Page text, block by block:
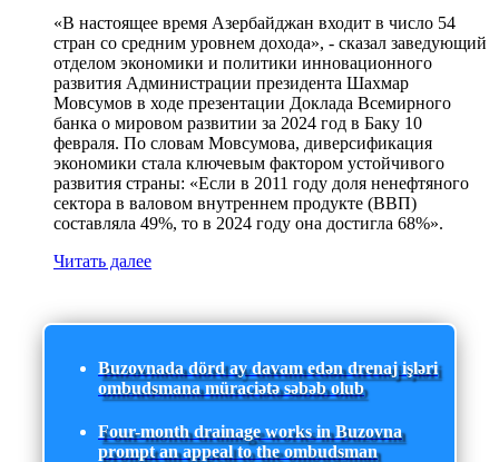
«В настоящее время Азербайджан входит в число 54
стран со средним уровнем дохода», - сказал заведующий
отделом экономики и политики инновационного
развития Администрации президента Шахмар
Мовсумов в ходе презентации Доклада Всемирного
банка о мировом развитии за 2024 год в Баку 10
февраля. По словам Мовсумова, диверсификация
экономики стала ключевым фактором устойчивого
развития страны: «Если в 2011 году доля ненефтяного
сектора в валовом внутреннем продукте (ВВП)
составляла 49%, то в 2024 году она достигла 68%».
Читать далее
Buzovnada dörd ay davam edən drenaj işləri
ombudsmana müraciətə səbəb olub
Four-month drainage works in Buzovna
prompt an appeal to the ombudsman